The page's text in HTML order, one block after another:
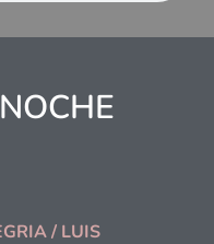
/ LUIS